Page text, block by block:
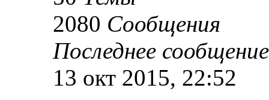
2080 Сообщения
Последнее сообщение
13 окт 2015, 22:52